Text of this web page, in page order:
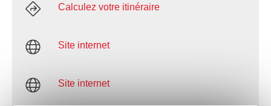
Calculez votre itinéraire
Site internet
Site internet